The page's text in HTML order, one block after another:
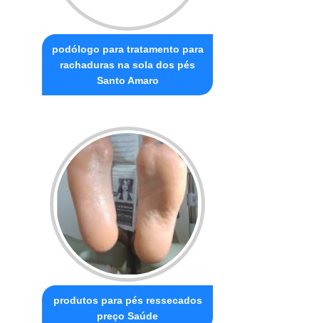
podólogo para tratamento para
rachaduras na sola dos pés
Santo Amaro
produtos para pés ressecados
preço Saúde